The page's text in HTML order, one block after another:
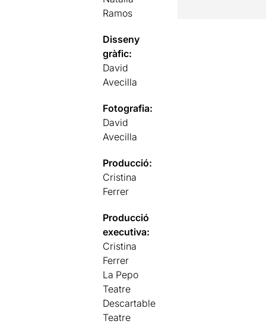
Ramos
Disseny
gràfic:
David
Avecilla
Fotografia:
David
Avecilla
Producció:
Cristina
Ferrer
Producció
executiva:
Cristina
Ferrer
La Pepo
Teatre
Descartable
Teatre